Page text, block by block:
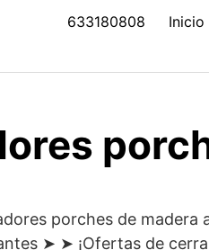
633180808 Inicio
porches de
➤ ➤ ¡Ofertas de